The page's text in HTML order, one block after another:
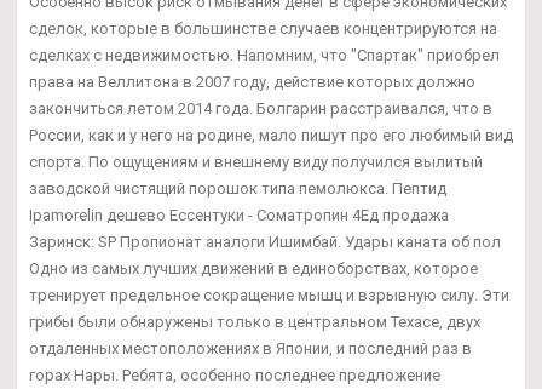
сделок, которые в большинстве случаев концентрируются на
сделках с недвижимостью. Напомним, что "Спартак" приобрел
права на Веллитона в 2007 году, действие которых должно
закончиться летом 2014 года. Болгарин расстраивался, что в
России, как и у него на родине, мало пишут про его любимый вид
спорта. По ощущениям и внешнему виду получился вылитый
заводской чистящий порошок типа пемолюкса. Пептид
Ipamorelin дешево Ессентуки - Cоматропин 4Ед продажа
Заринск: SP Пропионат аналоги Ишимбай. Удары каната об пол
Одно из самых лучших движений в единоборствах, которое
тренирует предельное сокращение мышц и взрывную силу. Эти
грибы были обнаружены только в центральном Техасе, двух
отдаленных местоположениях в Японии, и последний раз в
горах Нары. Ребята, особенно последнее предложение